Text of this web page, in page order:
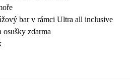
bar v rámci Ultra all inclusive
osušky zdarma